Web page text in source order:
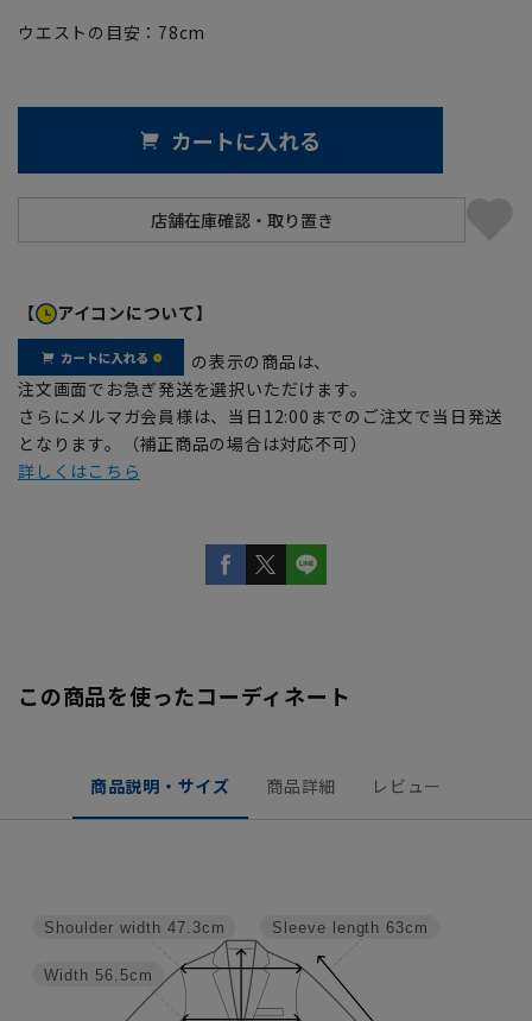
ウエストの目安： 78cm
カートに入れる
【 アイコンについて】
の表示の商品は、
注文画面でお急ぎ発送を選択いただけます。
さらにメルマガ会員様は、当日12:00までのご注文で当日発送
となります。（補正商品の場合は対応不可）
詳しくはこちら
この商品を使ったコーディネート
商品説明・サイズ 商品詳細 レビュー
Sleeve length 63cm
Width 56.5cm
Shoulder width 47.3cm